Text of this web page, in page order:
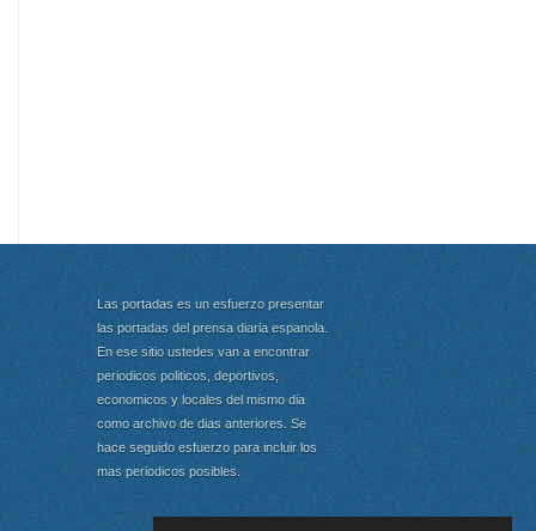
Las portadas es un esfuerzo presentar
las portadas del prensa diaria espanola.
En ese sitio ustedes van a encontrar
periodicos politicos, deportivos,
economicos y locales del mismo dia
como archivo de dias anteriores. Se
hace seguido esfuerzo para incluir los
mas periodicos posibles.